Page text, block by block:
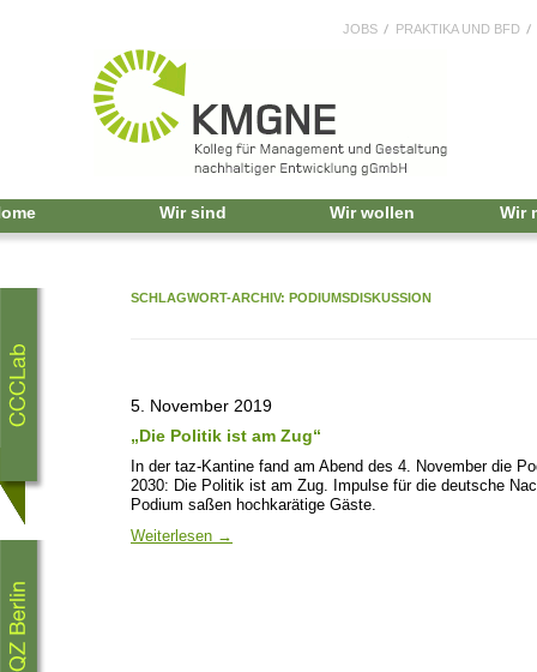
JOBS PRAKTIKA UND BFD
Wir sind Wir wollen Wir
SCHLAGWORT-ARCHIV: PODIUMSDISKUSSION
5. November 2019
„Die Politik ist am Zug“
In der taz-Kantine fand am Abend des 4. November die
2030: Die Politik ist am Zug. Impulse für die deutsche
Podium saßen hochkarätige Gäste.
Weiterlesen →